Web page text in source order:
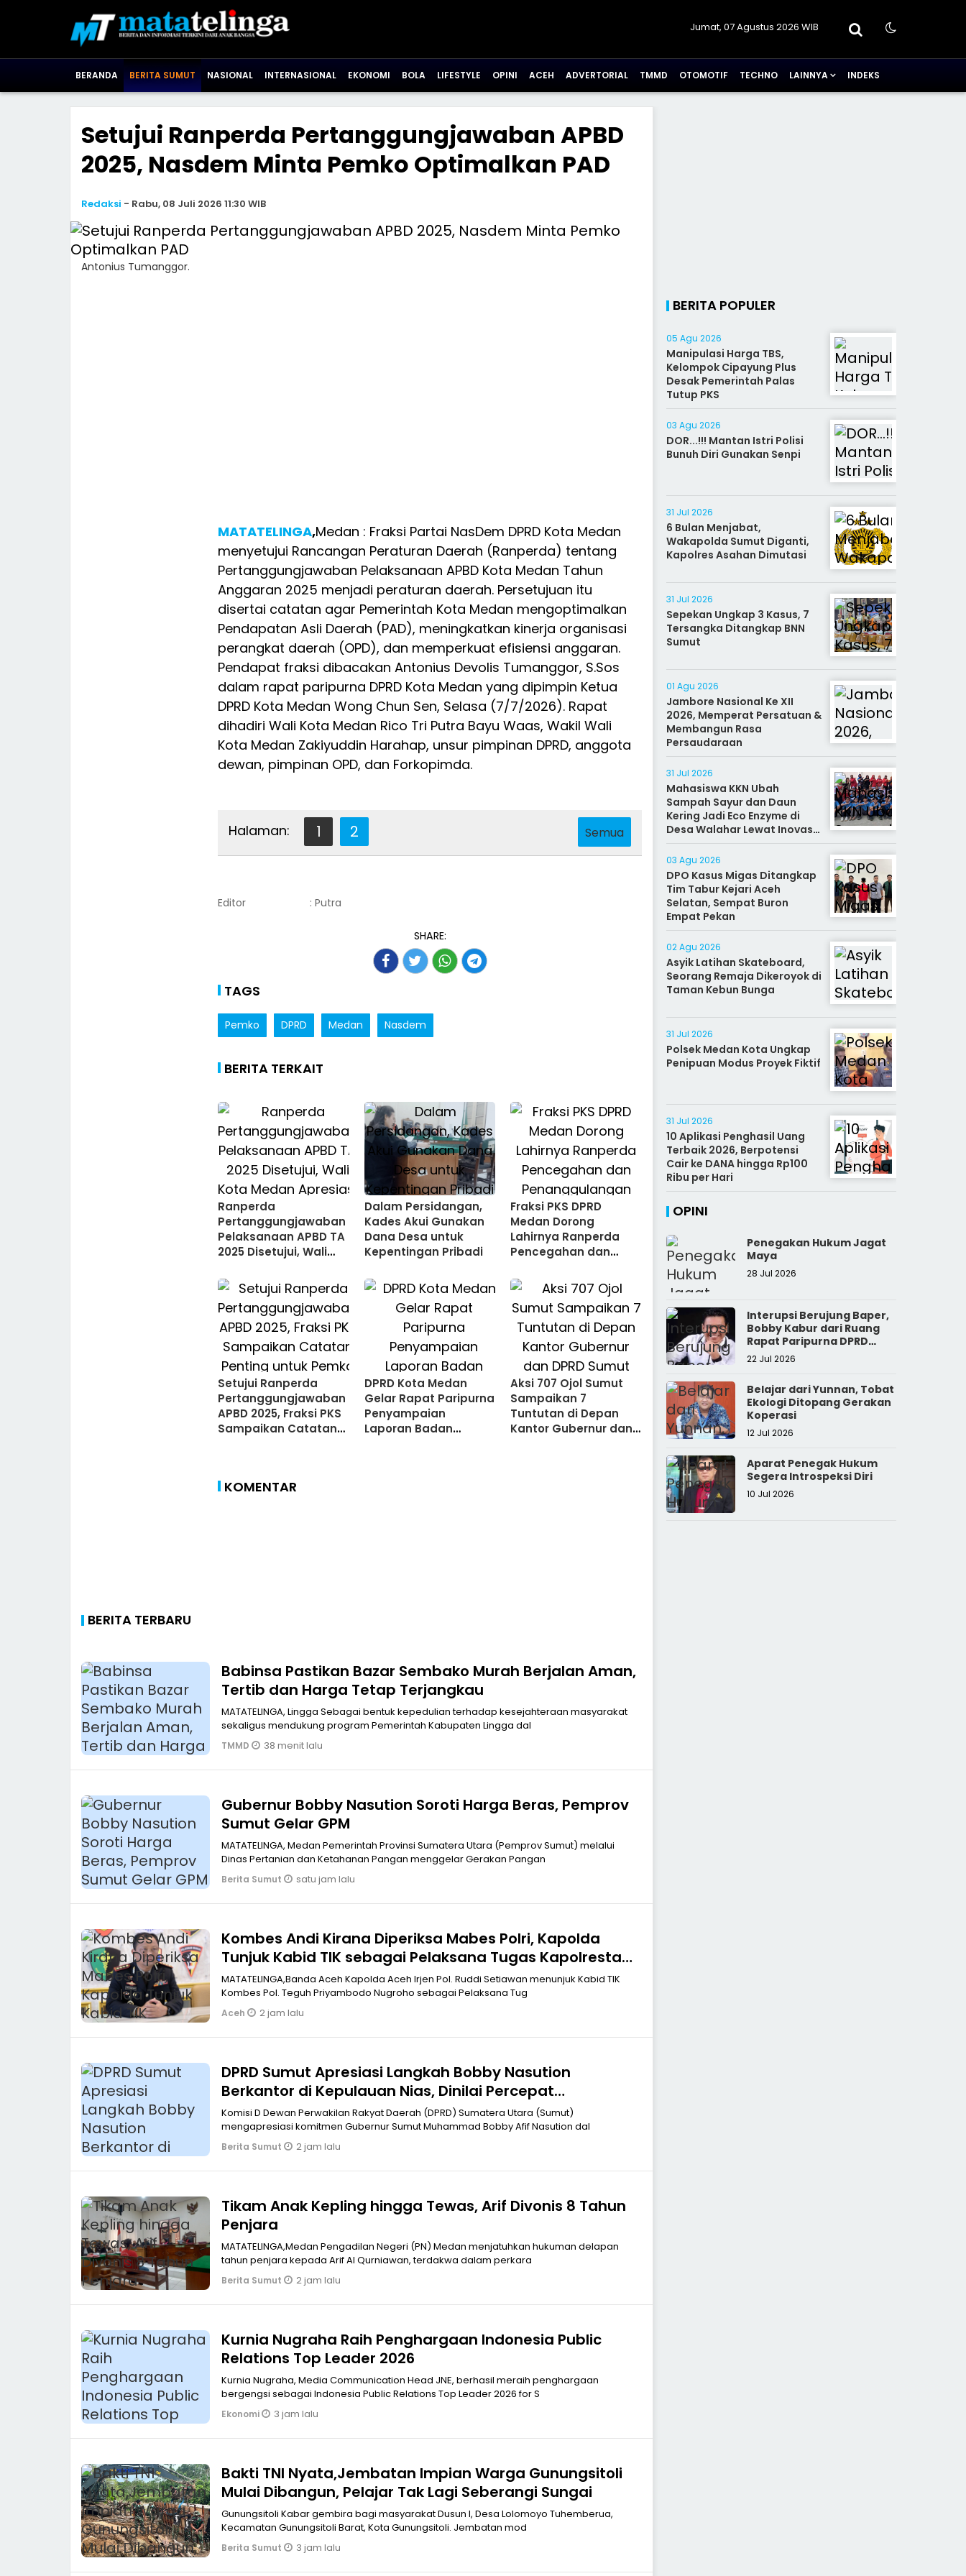
Jumat, 07 Agustus 2026 WIB
BERANDA BERITA SUMUT NASIONAL INTERNASIONAL EKONOMI BOLA LIFESTYLE OPINI ACEH ADVERTORIAL TMMD OTOMOTIF TECHNO LAINNYA INDEKS
Setujui Ranperda Pertanggungjawaban APBD
2025, Nasdem Minta Pemko Optimalkan PAD
Redaksi - Rabu, 08 Juli 2026 11:30 WIB
Antonius Tumanggor.
MATATELINGA,Medan : Fraksi Partai NasDem DPRD Kota Medan
menyetujui Rancangan Peraturan Daerah (Ranperda) tentang
Pertanggungjawaban Pelaksanaan APBD Kota Medan Tahun
Anggaran 2025 menjadi peraturan daerah. Persetujuan itu
disertai catatan agar Pemerintah Kota Medan mengoptimalkan
Pendapatan Asli Daerah (PAD), meningkatkan kinerja organisasi
perangkat daerah (OPD), dan memperkuat efisiensi anggaran.
Pendapat fraksi dibacakan Antonius Devolis Tumanggor, S.Sos
dalam rapat paripurna DPRD Kota Medan yang dipimpin Ketua
DPRD Kota Medan Wong Chun Sen, Selasa (7/7/2026). Rapat
dihadiri Wali Kota Medan Rico Tri Putra Bayu Waas, Wakil Wali
Kota Medan Zakiyuddin Harahap, unsur pimpinan DPRD, anggota
dewan, pimpinan OPD, dan Forkopimda.
Halaman: 1 2 Semua
Editor : Putra
SHARE:
TAGS
Pemko DPRD Medan Nasdem
BERITA TERKAIT
Ranperda
Pertanggungjawaban
Pelaksanaan APBD TA
2025 Disetujui, Wali
Sinergitas Antara
Legislatif dan
Eksekutif
Dalam Persidangan,
Kades Akui Gunakan
Dana Desa untuk
Kepentingan Pribadi
Fraksi PKS DPRD
Medan Dorong
Lahirnya Ranperda
Pencegahan dan
Perilaku
Penyimpangan
Seksual
Setujui Ranperda
Pertanggungjawaban
APBD 2025, Fraksi PKS
Sampaikan Catatan
DPRD Kota Medan
Gelar Rapat Paripurna
Penyampaian
Laporan Badan
Aksi 707 Ojol Sumut
Sampaikan 7
Tuntutan di Depan
Kantor Gubernur dan
KOMENTAR
BERITA TERBARU
Babinsa Pastikan Bazar Sembako Murah Berjalan Aman,
Tertib dan Harga Tetap Terjangkau
MATATELINGA, Lingga Sebagai bentuk kepedulian terhadap kesejahteraan masyarakat
sekaligus mendukung program Pemerintah Kabupaten Lingga dal
TMMD 38 menit lalu
Gubernur Bobby Nasution Soroti Harga Beras, Pemprov
Sumut Gelar GPM
MATATELINGA, Medan Pemerintah Provinsi Sumatera Utara (Pemprov Sumut) melalui
Dinas Pertanian dan Ketahanan Pangan menggelar Gerakan Pangan
Berita Sumut satu jam lalu
Kombes Andi Kirana Diperiksa Mabes Polri, Kapolda
Tunjuk Kabid TIK sebagai Pelaksana Tugas Kapolresta
Banda Aceh
MATATELINGA,Banda Aceh Kapolda Aceh Irjen Pol. Ruddi Setiawan menunjuk Kabid TIK
Kombes Pol. Teguh Priyambodo Nugroho sebagai Pelaksana Tug
Aceh 2 jam lalu
DPRD Sumut Apresiasi Langkah Bobby Nasution
Berkantor di Kepulauan Nias, Dinilai Percepat
Pembangunan
Komisi D Dewan Perwakilan Rakyat Daerah (DPRD) Sumatera Utara (Sumut)
mengapresiasi komitmen Gubernur Sumut Muhammad Bobby Afif Nasution dal
Berita Sumut 2 jam lalu
Tikam Anak Kepling hingga Tewas, Arif Divonis 8 Tahun
Penjara
MATATELINGA,Medan Pengadilan Negeri (PN) Medan menjatuhkan hukuman delapan
tahun penjara kepada Arif Al Qurniawan, terdakwa dalam perkara
Berita Sumut 2 jam lalu
Kurnia Nugraha Raih Penghargaan Indonesia Public
Relations Top Leader 2026
Kurnia Nugraha, Media Communication Head JNE, berhasil meraih penghargaan
bergengsi sebagai Indonesia Public Relations Top Leader 2026 for S
Ekonomi 3 jam lalu
Bakti TNI Nyata,Jembatan Impian Warga Gunungsitoli
Mulai Dibangun, Pelajar Tak Lagi Seberangi Sungai
Gunungsitoli Kabar gembira bagi masyarakat Dusun I, Desa Lolomoyo Tuhemberua,
Kecamatan Gunungsitoli Barat, Kota Gunungsitoli. Jembatan mod
Berita Sumut 3 jam lalu
BERITA POPULER
05 Agu 2026
Manipulasi Harga TBS,
Kelompok Cipayung Plus
Desak Pemerintah Palas
Tutup PKS
03 Agu 2026
DOR...!!! Mantan Istri Polisi
Bunuh Diri Gunakan Senpi
31 Jul 2026
6 Bulan Menjabat,
Wakapolda Sumut Diganti,
Kapolres Asahan Dimutasi
31 Jul 2026
Sepekan Ungkap 3 Kasus, 7
Tersangka Ditangkap BNN
Sumut
01 Agu 2026
Jambore Nasional Ke XII
2026, Memperat Persatuan &
Membangun Rasa
Persaudaraan
31 Jul 2026
Mahasiswa KKN Ubah
Sampah Sayur dan Daun
Kering Jadi Eco Enzyme di
Desa Walahar Lewat Inovasi
Alat Kreatif
03 Agu 2026
DPO Kasus Migas Ditangkap
Tim Tabur Kejari Aceh
Selatan, Sempat Buron
Empat Pekan
02 Agu 2026
Asyik Latihan Skateboard,
Seorang Remaja Dikeroyok di
Taman Kebun Bunga
31 Jul 2026
Polsek Medan Kota Ungkap
Penipuan Modus Proyek Fiktif
31 Jul 2026
10 Aplikasi Penghasil Uang
Terbaik 2026, Berpotensi
Cair ke DANA hingga Rp100
Ribu per Hari
OPINI
Penegakan Hukum Jagat
Maya
28 Jul 2026
Interupsi Berujung Baper,
Bobby Kabur dari Ruang
Rapat Paripurna DPRD
Sumut
22 Jul 2026
Belajar dari Yunnan, Tobat
Ekologi Ditopang Gerakan
Koperasi
12 Jul 2026
Aparat Penegak Hukum
Segera Introspeksi Diri
10 Jul 2026